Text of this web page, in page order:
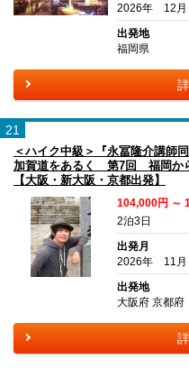
2026年 12月
出発地
福岡県
21
＜ハイク中級＞『永冨隆介講
加賀道をあるく 第7回 福岡か
【大阪・新大阪・京都出発】
104,000円 ～
2泊3日
出発月
2026年 11月
出発地
大阪府 京都府